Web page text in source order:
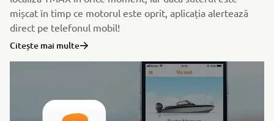
mișcat în timp ce motorul este oprit, aplicația alertează
direct pe telefonul mobil!
Citește mai multe